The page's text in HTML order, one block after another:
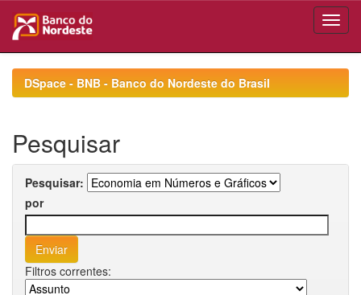
navigationDSpace - BNB - Banco do Nordeste do Brasil
Pesquisar
Pesquisar:
por
Filtros correntes: